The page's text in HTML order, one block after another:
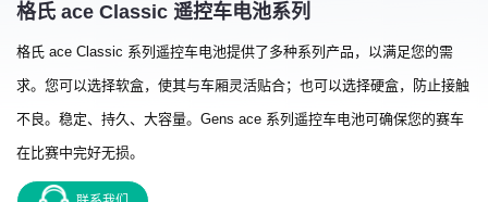
格氏 ace Classic 遥控车电池系列
格氏 ace Classic 系列遥控车电池提供了多种系列产品，以满足您的需
求。您可以选择软盒，使其与车厢灵活贴合；也可以选择硬盒，防止接触
不良。稳定、持久、大容量。Gens ace 系列遥控车电池可确保您的赛车
在比赛中完好无损。